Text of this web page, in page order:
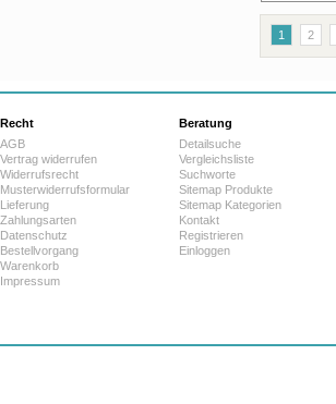
1 2
Recht
AGB
Vertrag widerrufen
Widerrufsrecht
Musterwiderrufsformular
Lieferung
Zahlungsarten
Datenschutz
Bestellvorgang
Warenkorb
Impressum
Beratung
Detailsuche
Vergleichsliste
Suchworte
Sitemap Produkte
Sitemap Kategorien
Kontakt
Registrieren
Einloggen